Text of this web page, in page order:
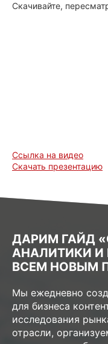
Скачивайте,
Cсылка на видео
Cкачать презентацию
ДАРИМ ГАЙД
АНАЛИТИКИ И
ВСЕМ НОВЫМ
Мы ежедневно
для бизнеса
исследования
отрасли,